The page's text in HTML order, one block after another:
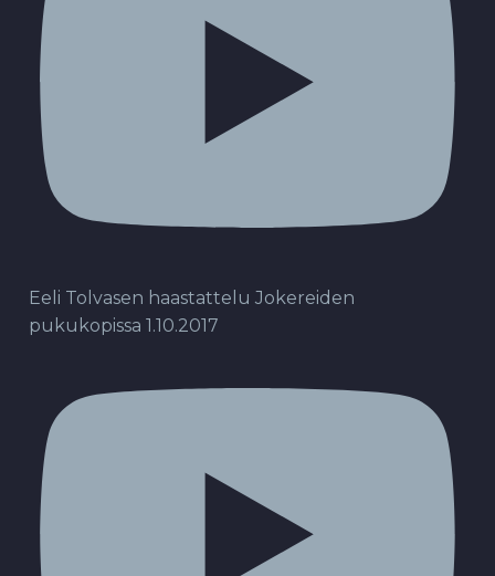
Eeli Tolvasen haastattelu Jokereiden
pukukopissa 1.10.2017